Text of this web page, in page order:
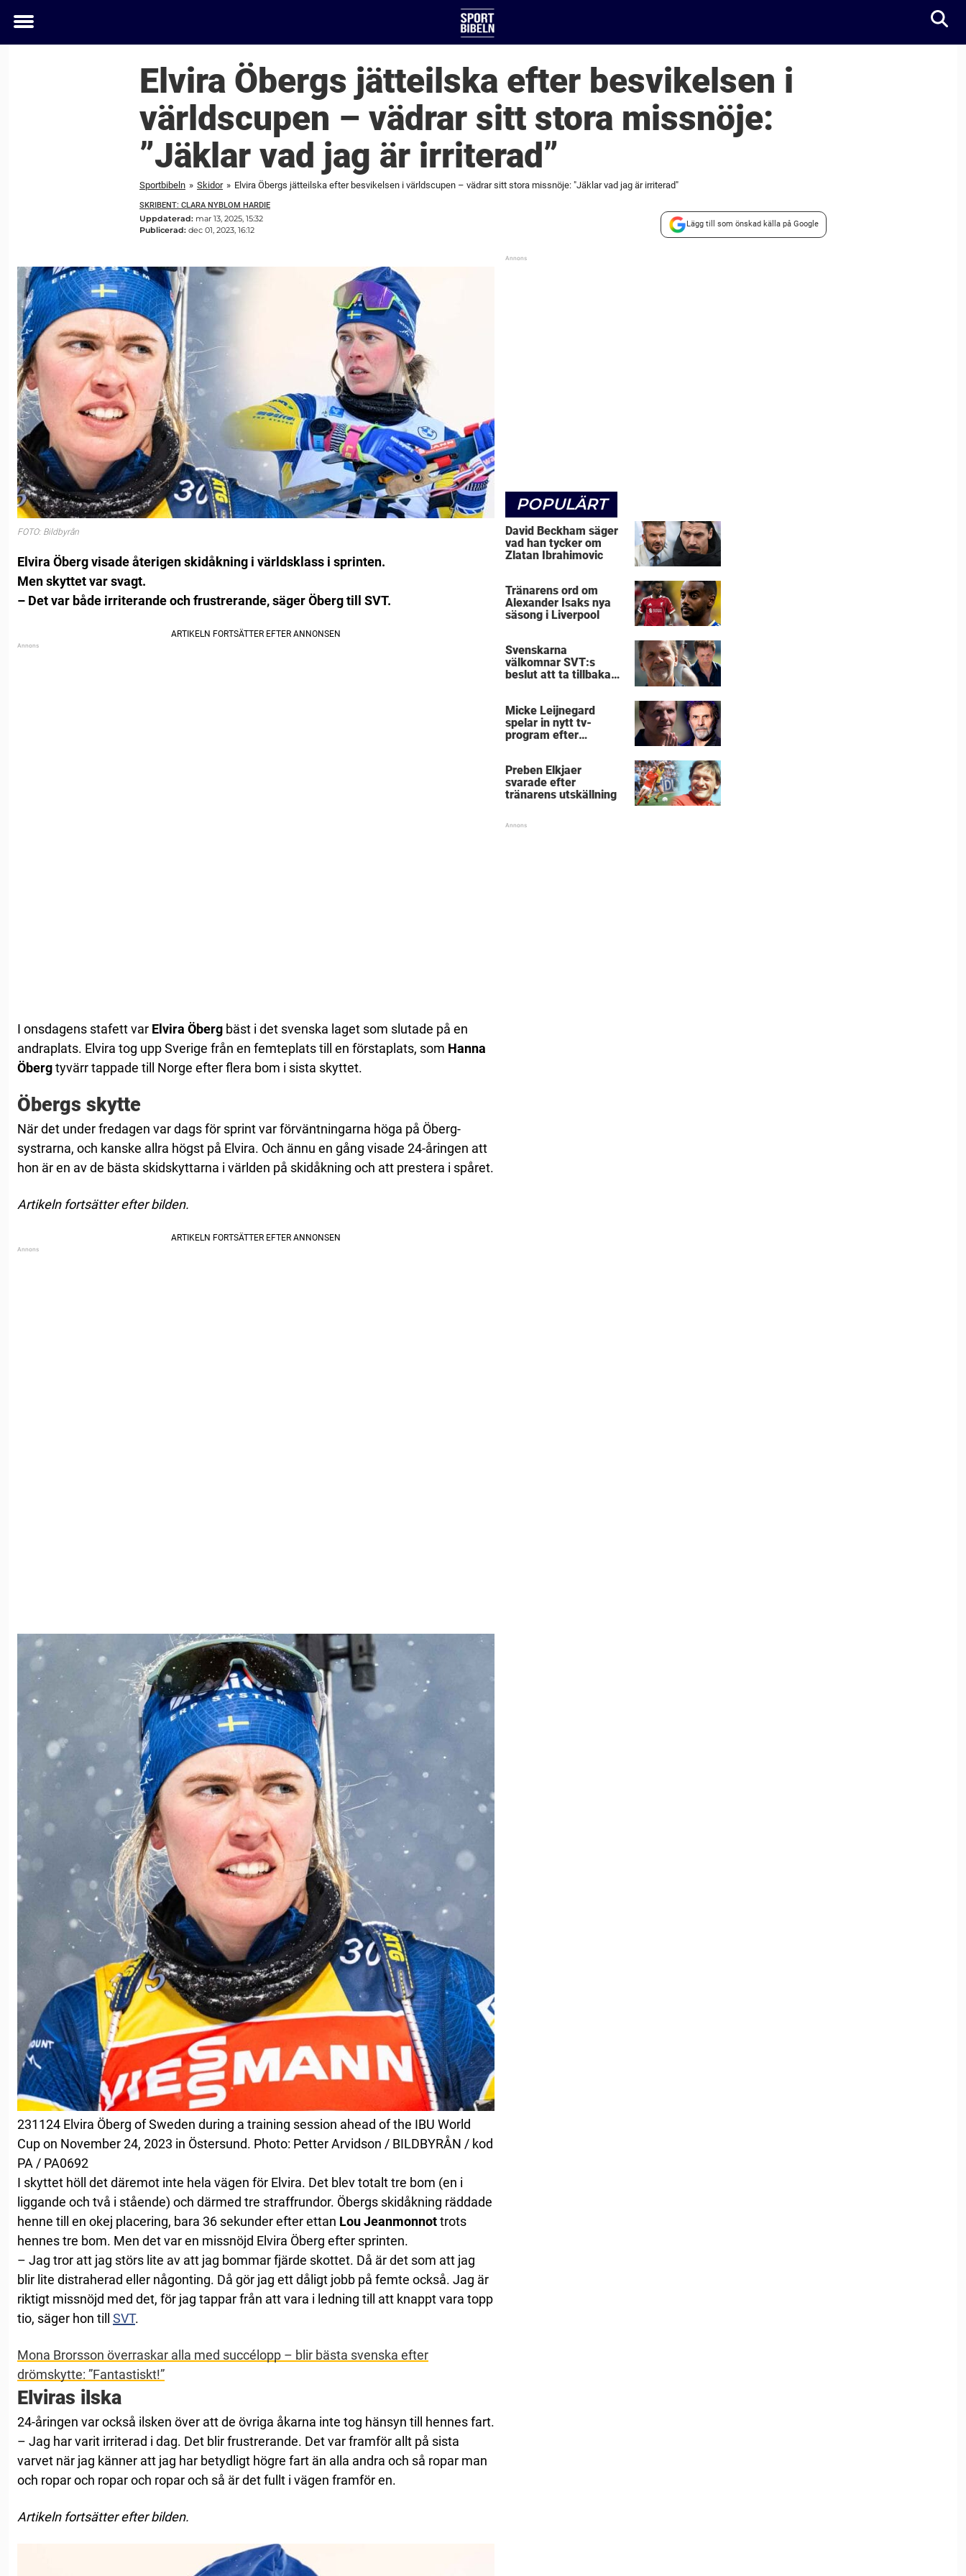
Toggle
Elvira Öbergs jätteilska efter besvikelsen i
världscupen – vädrar sitt stora missnöje:
”Jäklar vad jag är irriterad”
Sportbibeln » Skidor » Elvira Öbergs jätteilska efter besvikelsen i världscupen – vädrar sitt stora missnöje: "Jäklar vad jag är irriterad"
SKRIBENT: CLARA NYBLOM HARDIE
Uppdaterad: mar 13, 2025, 15:32
Publicerad: dec 01, 2023, 16:12
Lägg till som önskad källa på Google
FOTO: Bildbyrån
Elvira Öberg visade återigen skidåkning i världsklass i sprinten.
Men skyttet var svagt.
– Det var både irriterande och frustrerande, säger Öberg till SVT.
I onsdagens stafett var Elvira Öberg bäst i det svenska laget som slutade på en
andraplats. Elvira tog upp Sverige från en femteplats till en förstaplats, som Hanna
Öbergtyvärr tappade till Norge efter flera bom i sista skyttet.
Öbergs skytte
När det under fredagen var dags för sprint var förväntningarna höga på Öberg-
systrarna, och kanske allra högst på Elvira. Och ännu en gång visade 24-åringen att
hon är en av de bästa skidskyttarna i världen på skidåkning och att prestera i spåret.
Artikeln fortsätter efter bilden.
231124 Elvira Öberg of Sweden during a training session ahead of the IBU World
Cup on November 24, 2023 in Östersund. Photo: Petter Arvidson / BILDBYRÅN / kod
PA / PA0692
I skyttet höll det däremot inte hela vägen för Elvira. Det blev totalt tre bom (en i
liggande och två i stående) och därmed tre straffrundor. Öbergs skidåkning räddade
henne till en okej placering, bara 36 sekunder efter ettan Lou Jeanmonnottrots
hennes tre bom. Men det var en missnöjd Elvira Öberg efter sprinten.
– Jag tror att jag störs lite av att jag bommar fjärde skottet. Då är det som att jag
blir lite distraherad eller någonting. Då gör jag ett dåligt jobb på femte också. Jag är
riktigt missnöjd med det, för jag tappar från att vara i ledning till att knappt vara topp
tio, säger hon till SVT.
Mona Brorsson överraskar alla med succélopp – blir bästa svenska efter
drömskytte: ”Fantastiskt!”
Elviras ilska
24-åringen var också ilsken över att de övriga åkarna inte tog hänsyn till hennes fart.
– Jag har varit irriterad i dag. Det blir frustrerande. Det var framför allt på sista
varvet när jag känner att jag har betydligt högre fart än alla andra och så ropar man
och ropar och ropar och ropar och så är det fullt i vägen framför en.
Artikeln fortsätter efter bilden.
POPULÄRT
David Beckham säger
vad han tycker om
Zlatan Ibrahimovic
Tränarens ord om
Alexander Isaks nya
säsong i Liverpool
Svenskarna
välkomnar SVT:s
beslut att ta tillbaka
Micke Leijnegard
spelar in nytt tv-
program efter
Preben Elkjaer
svarade efter
tränarens utskällning